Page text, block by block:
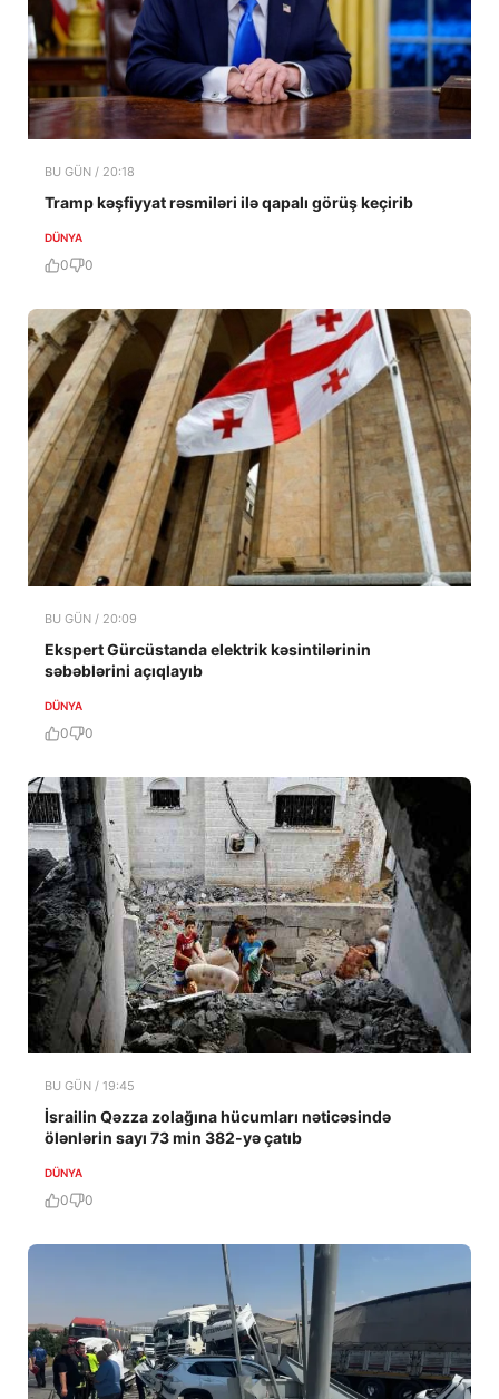
BU GÜN / 20:18
Tramp kəşfiyyat rəsmiləri ilə qapalı görüş keçirib
DÜNYA
0 0
BU GÜN / 20:09
Ekspert Gürcüstanda elektrik kəsintilərinin
səbəblərini açıqlayıb
DÜNYA
0 0
BU GÜN / 19:45
İsrailin Qəzza zolağına hücumları nəticəsində
ölənlərin sayı 73 min 382-yə çatıb
DÜNYA
0 0